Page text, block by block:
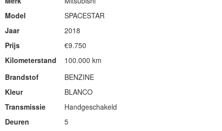
Model
SPACESTAR
Jaar
2018
Prijs
€9.750
Kilometerstand
100.000 km
Brandstof
BENZINE
Kleur
BLANCO
Transmissie
Handgeschakeld
Deuren
5